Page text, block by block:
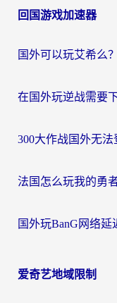
回国游戏加速器
爱奇艺地域限制